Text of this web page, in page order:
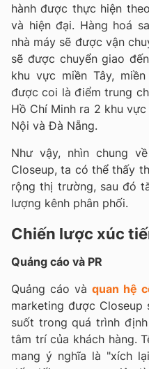
hành được thực hiện
và hiện đại. Hàng hoá
nhà máy sẽ được vận
sẽ được chuyển giao
khu vực miền Tây,
được coi là điểm trung
Hồ Chí Minh ra 2 khu
Nội và Đà Nẵng.
Như vậy, nhìn chung
Closeup, ta có thể thấy
rộng thị trường, sau đó
lượng kênh phân phối.
Chiến lược xúc
Quảng cáo và PR
Quảng cáo và quan hệ
marketing được Closeup
suốt trong quá trình
tâm trí của khách hàng.
mang ý nghĩa là "xích